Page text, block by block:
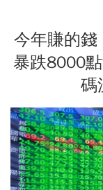
今年賺的錢
暴跌8000
碼